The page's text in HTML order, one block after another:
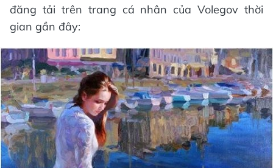
đăng tải trên trang cá nhân của Volegov thời
gian gần đây: